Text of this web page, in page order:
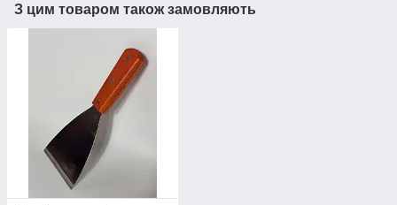
З цим товаром також замовляють